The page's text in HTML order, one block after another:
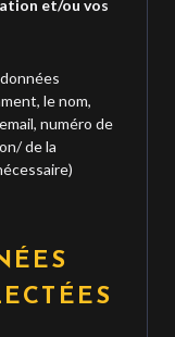
et/ou vos
le nom,
numéro de
de la